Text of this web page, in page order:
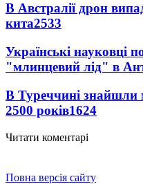
В Австралії дрон
кита2533
Українські науковці
"млинцевий лід" в
В Туреччині знайшли
2500 років1624
Читати коментарі
Повна версія сайту